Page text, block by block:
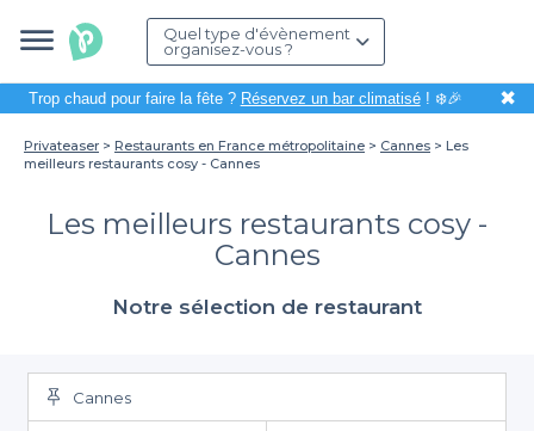
Quel type d'évènement
organisez-vous ?
Trop chaud pour faire la fête ? Réservez un bar climatisé! ❄️🎉 ✖
Privateaser Restaurants en France métropolitaine Cannes
Les
meilleurs restaurants cosy - Cannes
Les meilleurs restaurants cosy -
Cannes
Notre sélection de restaurant
Cannes